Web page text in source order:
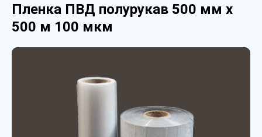
Пленка ПВД полурукав 500 мм х
500 м 100 мкм